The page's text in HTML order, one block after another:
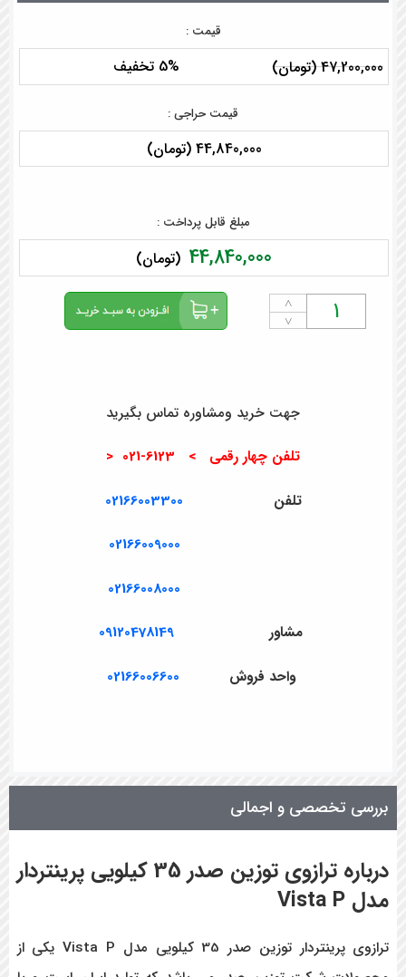
قیمت :
47,200,000 (تومان) 5% تخفیف
قیمت حراجی :
44,840,000 (تومان)
مبلغ قابل پرداخت :
44,840,000(تومان)
˄
˅
جهت خرید ومشاوره تماس بگیرید
تلفن چهار رقمی > 6123-021 <
تلفن 02166003300
02166009000
02166008000
مشاور 09120478149
واحد فروش 02166006600
بررسی تخصصی و اجمالی
درباره ترازوی توزین صدر 35 کیلویی پرینتردار
مدل Vista P
ترازوی پرینتردار توزین صدر 35 کیلویی مدل Vista P یکی از